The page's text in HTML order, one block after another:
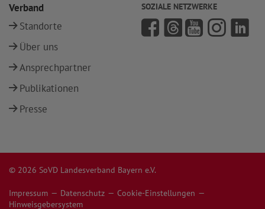
Verband
Standorte
Über uns
Ansprechpartner
Publikationen
Presse
SOZIALE NETZWERKE
© 2026 SoVD Landesverband Bayern e.V.
Impressum Datenschutz
Cookie-Einstellungen
Hinweisgebersystem